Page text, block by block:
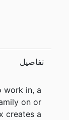
تفاصيل
work in, a
on or
creates a